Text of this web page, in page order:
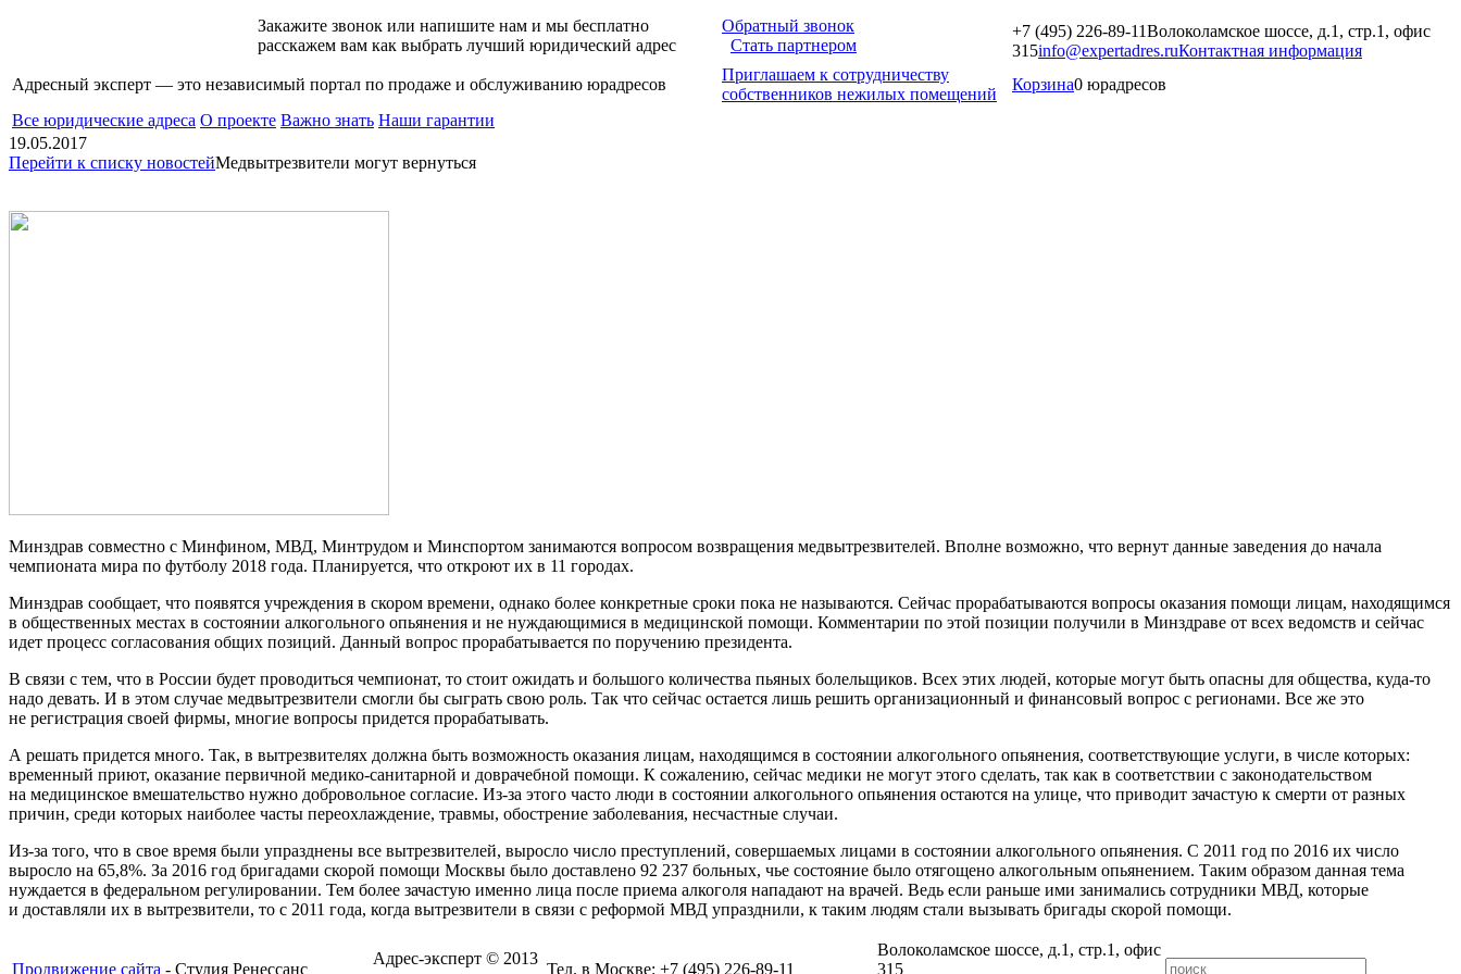
Закажите звонок или напишите нам и мы бесплатно
расскажем вам как выбрать лучший юридический адрес
Обратный звонок
Стать партнером
+7 (495) 226-89-11Волоколамское шоссе, д.1, стр.1, офис
315info@expertadres.ruКонтактная информация
Адресный эксперт — это независимый портал по продаже и обслуживанию юрадресов
Приглашаем к сотрудничеству
собственников нежилых помещений
Корзина0 юрадресов
Все юридические адреса О проекте Важно знать Наши гарантии
19.05.2017
Перейти к списку новостейМедвытрезвители могут вернуться
Минздрав совместно с Минфином, МВД, Минтрудом и Минспортом занимаются вопросом возвращения медвытрезвителей. Вполне возможно, что вернут данные заведения до начала
чемпионата мира по футболу 2018 года. Планируется, что откроют их в 11 городах.
Минздрав сообщает, что появятся учреждения в скором времени, однако более конкретные сроки пока не называются. Сейчас прорабатываются вопросы оказания помощи лицам, находящимся
в общественных местах в состоянии алкогольного опьянения и не нуждающимися в медицинской помощи. Комментарии по этой позиции получили в Минздраве от всех ведомств и сейчас
идет процесс согласования общих позиций. Данный вопрос прорабатывается по поручению президента.
В связи с тем, что в России будет проводиться чемпионат, то стоит ожидать и большого количества пьяных болельщиков. Всех этих людей, которые могут быть опасны для общества, куда-то
надо девать. И в этом случае медвытрезвители смогли бы сыграть свою роль. Так что сейчас остается лишь решить организационный и финансовый вопрос с регионами. Все же это
не регистрация своей фирмы, многие вопросы придется прорабатывать.
А решать придется много. Так, в вытрезвителях должна быть возможность оказания лицам, находящимся в состоянии алкогольного опьянения, соответствующие услуги, в числе которых:
временный приют, оказание первичной медико-санитарной и доврачебной помощи. К сожалению, сейчас медики не могут этого сделать, так как в соответствии с законодательством
на медицинское вмешательство нужно добровольное согласие. Из-за этого часто люди в состоянии алкогольного опьянения остаются на улице, что приводит зачастую к смерти от разных
причин, среди которых наиболее часты переохлаждение, травмы, обострение заболевания, несчастные случаи.
Из-за того, что в свое время были упразднены все вытрезвителей, выросло число преступлений, совершаемых лицами в состоянии алкогольного опьянения. С 2011 год по 2016 их число
выросло на 65,8%. За 2016 год бригадами скорой помощи Москвы было доставлено 92 237 больных, чье состояние было отягощено алкогольным опьянением. Таким образом данная тема
нуждается в федеральном регулировании. Тем более зачастую именно лица после приема алкоголя нападают на врачей. Ведь если раньше ими занимались сотрудники МВД, которые
и доставляли их в вытрезвители, то с 2011 года, когда вытрезвители в связи с реформой МВД упразднили, к таким людям стали вызывать бригады скорой помощи.
Продвижение сайта - Студия Ренессанс
Адрес-эксперт © 2013
Тел. в Москве: +7 (495) 226-89-11
Волоколамское шоссе, д.1, стр.1, офис
315